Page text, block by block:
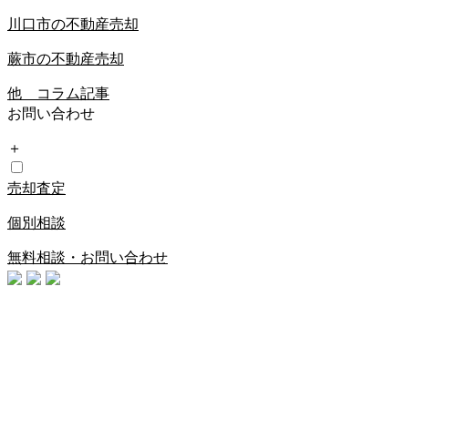
川口市の不動産売却
蕨市の不動産売却
他 コラム記事
お問い合わせ
＋
売却査定
個別相談
無料相談・お問い合わせ